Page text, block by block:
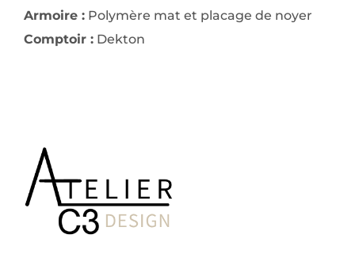
Armoire :Polymère mat et placage de noyer
Comptoir :Dekton